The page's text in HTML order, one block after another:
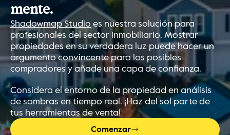
mente.
Shadowmap Studio es nuestra solución para
profesionales del sector inmobiliario. Mostrar
propiedades en su verdadera luz puede hacer un
argumento convincente para los posibles
compradores y añade una capa de confianza.
Considera el entorno de la propiedad en análisis
de sombras en tiempo real. ¡Haz del sol parte de
tus herramientas de venta!
Comenzar